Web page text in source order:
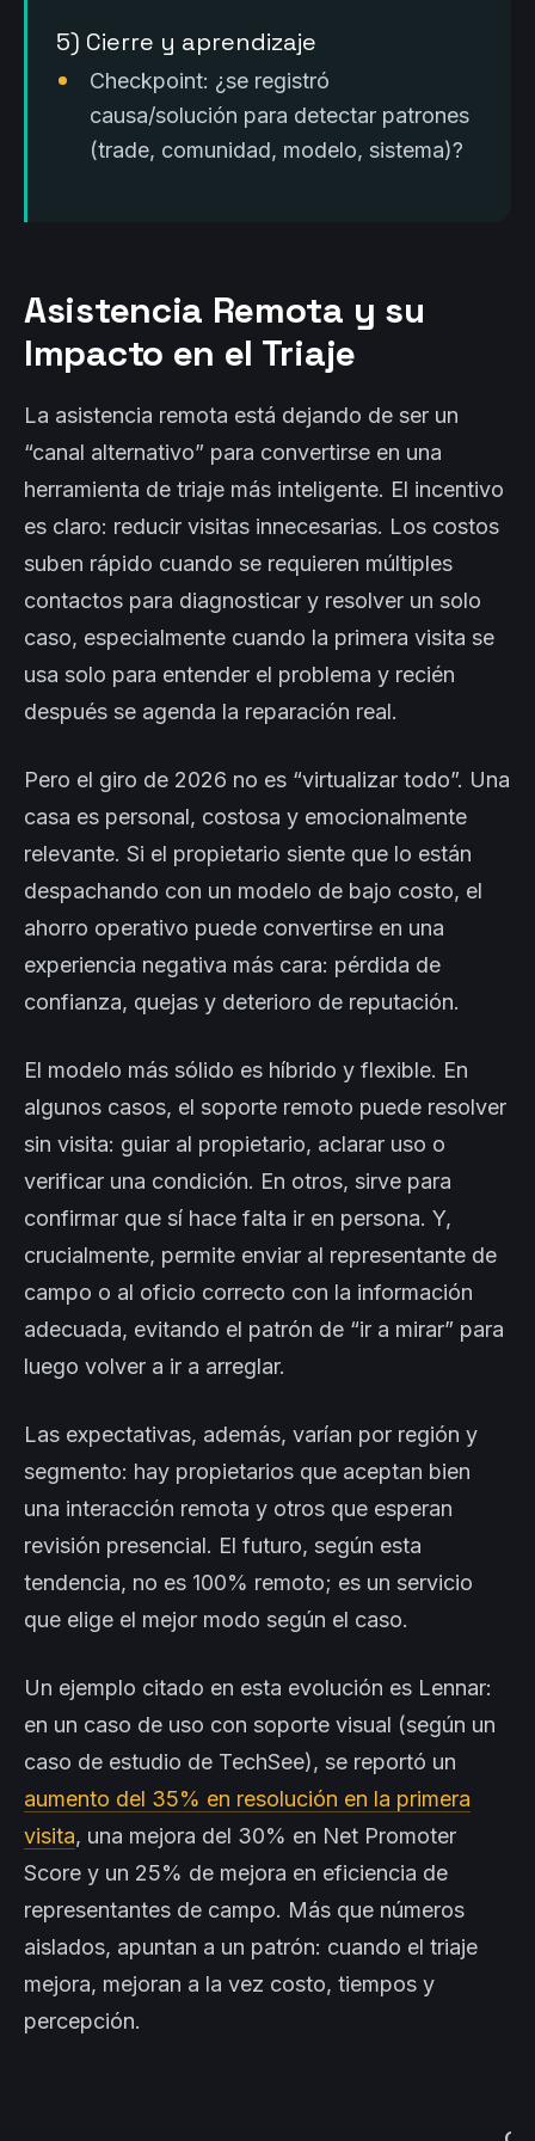
5) Cierre y aprendizaje
Checkpoint: ¿se registró
causa/solución para detectar patrones
(trade, comunidad, modelo, sistema)?
Asistencia Remota y su
Impacto en el Triaje
La asistencia remota está dejando de ser un
“canal alternativo” para convertirse en una
herramienta de triaje más inteligente. El incentivo
es claro: reducir visitas innecesarias. Los costos
suben rápido cuando se requieren múltiples
contactos para diagnosticar y resolver un solo
caso, especialmente cuando la primera visita se
usa solo para entender el problema y recién
después se agenda la reparación real.
Pero el giro de 2026 no es “virtualizar todo”. Una
casa es personal, costosa y emocionalmente
relevante. Si el propietario siente que lo están
despachando con un modelo de bajo costo, el
ahorro operativo puede convertirse en una
experiencia negativa más cara: pérdida de
confianza, quejas y deterioro de reputación.
El modelo más sólido es híbrido y flexible. En
algunos casos, el soporte remoto puede resolver
sin visita: guiar al propietario, aclarar uso o
verificar una condición. En otros, sirve para
confirmar que sí hace falta ir en persona. Y,
crucialmente, permite enviar al representante de
campo o al oficio correcto con la información
adecuada, evitando el patrón de “ir a mirar” para
luego volver a ir a arreglar.
Las expectativas, además, varían por región y
segmento: hay propietarios que aceptan bien
una interacción remota y otros que esperan
revisión presencial. El futuro, según esta
tendencia, no es 100% remoto; es un servicio
que elige el mejor modo según el caso.
Un ejemplo citado en esta evolución es Lennar:
en un caso de uso con soporte visual (según un
caso de estudio de TechSee), se reportó un
aumento del 35% en resolución en la primera
visita, una mejora del 30% en Net Promoter
Score y un 25% de mejora en eficiencia de
representantes de campo. Más que números
aislados, apuntan a un patrón: cuando el triaje
mejora, mejoran a la vez costo, tiempos y
percepción.